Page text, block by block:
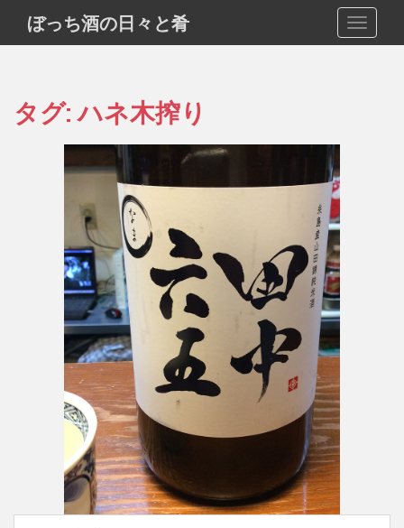
i
ぼっち酒の日々と肴
タグ:ハネ木搾り